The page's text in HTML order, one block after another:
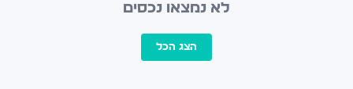
לא נמצאו נכסים
הצג הכל